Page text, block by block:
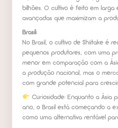
bilhões. O cultivo é feito em larga
avançadas que maximizam a
Brasil:
No Brasil, o cultivo de Shiitake é
pequenos produtores, com uma
menor em comparação com a
a produção nacional, mas o
com grande potencial para
Curiosidade: Enquanto a Ásia
ano, o Brasil está começando a
como uma alternativa rentável